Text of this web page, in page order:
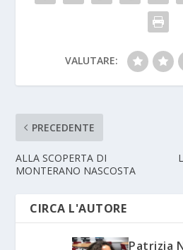
VALUTARE:
PRECEDENTE
ALLA SCOPERTA DI
MONTERANO NASCOSTA
CIRCA L'AUTORE
Patrizia